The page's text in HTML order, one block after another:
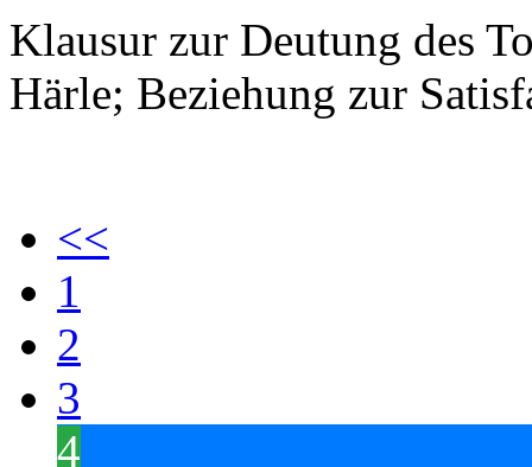
Klausur zur Deutung des
Härle; Beziehung zur
<<
1
2
3
4